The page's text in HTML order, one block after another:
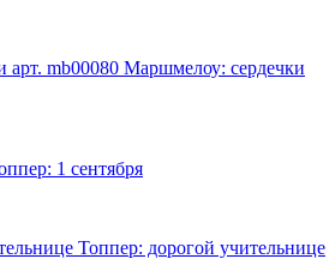
Маршмелоу: сердечки
1 сентября
Топпер: дорогой учительнице